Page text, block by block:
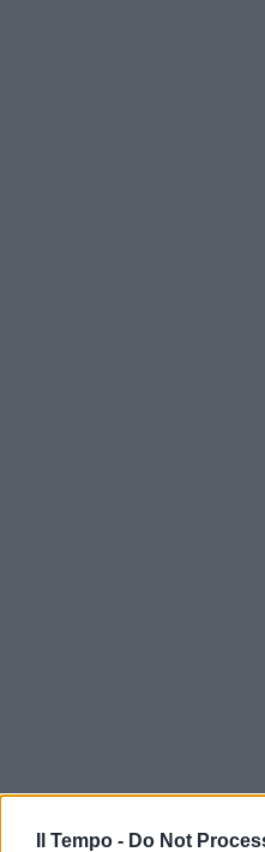
Il Tempo - Do Not